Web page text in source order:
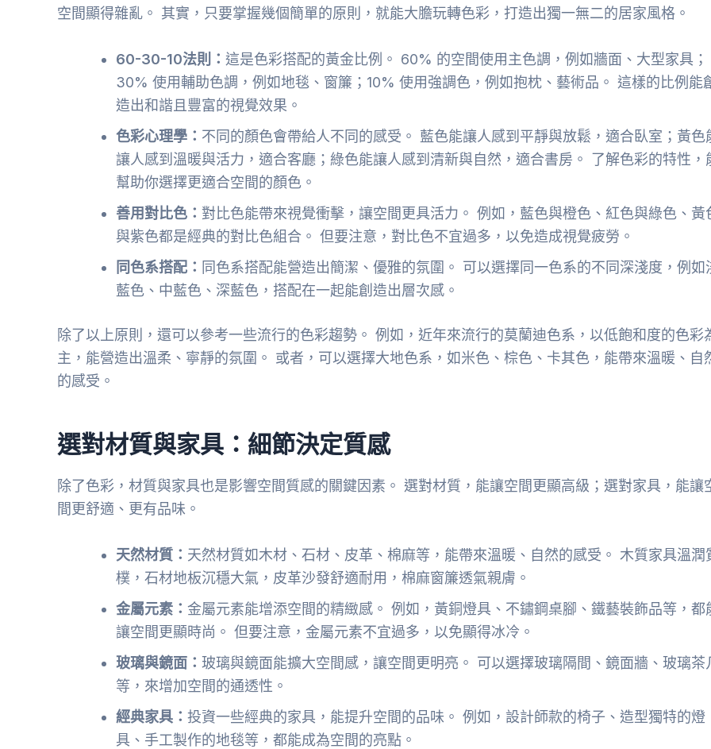
空間顯得雜亂。 其實，只要掌握幾個簡單的原則，就能大膽玩轉色彩，打造出獨一無二的居家風格。
60-30-10法則： 這是色彩搭配的黃金比例。 60% 的空間使用主色調，例如牆面、大型家具；
30% 使用輔助色調，例如地毯、窗簾；10% 使用強調色，例如抱枕、藝術品。 這樣的比例能
造出和諧且豐富的視覺效果。
色彩心理學： 不同的顏色會帶給人不同的感受。 藍色能讓人感到平靜與放鬆，適合臥室；黃色
讓人感到溫暖與活力，適合客廳；綠色能讓人感到清新與自然，適合書房。 了解色彩的特性，
幫助你選擇更適合空間的顏色。
善用對比色： 對比色能帶來視覺衝擊，讓空間更具活力。 例如，藍色與橙色、紅色與綠色、黃
與紫色都是經典的對比色組合。 但要注意，對比色不宜過多，以免造成視覺疲勞。
同色系搭配： 同色系搭配能營造出簡潔、優雅的氛圍。 可以選擇同一色系的不同深淺度，例如
藍色、中藍色、深藍色，搭配在一起能創造出層次感。
除了以上原則，還可以參考一些流行的色彩趨勢。 例如，近年來流行的莫蘭迪色系，以低飽和度的色彩
主，能營造出溫柔、寧靜的氛圍。 或者，可以選擇大地色系，如米色、棕色、卡其色，能帶來溫暖、自
的感受。
選對材質與家具：細節決定質感
除了色彩，材質與家具也是影響空間質感的關鍵因素。 選對材質，能讓空間更顯高級；選對家具，能讓
間更舒適、更有品味。
天然材質： 天然材質如木材、石材、皮革、棉麻等，能帶來溫暖、自然的感受。 木質家具溫潤
樸，石材地板沉穩大氣，皮革沙發舒適耐用，棉麻窗簾透氣親膚。
金屬元素： 金屬元素能增添空間的精緻感。 例如，黃銅燈具、不鏽鋼桌腳、鐵藝裝飾品等，都
讓空間更顯時尚。 但要注意，金屬元素不宜過多，以免顯得冰冷。
玻璃與鏡面： 玻璃與鏡面能擴大空間感，讓空間更明亮。 可以選擇玻璃隔間、鏡面牆、玻璃茶
等，來增加空間的通透性。
經典家具： 投資一些經典的家具，能提升空間的品味。 例如，設計師款的椅子、造型獨特的燈
具、手工製作的地毯等，都能成為空間的亮點。